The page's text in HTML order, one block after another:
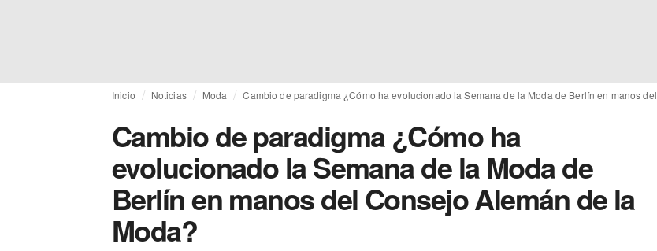
Inicio Noticias Moda Cambio de paradigma ¿Cómo ha evolucionado la Semana de la Moda de Berlín en manos
Cambio de paradigma ¿Cómo ha
evolucionado la Semana de la Moda de
Berlín en manos del Consejo Alemán de la
Moda?